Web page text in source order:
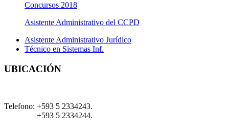
Concursos 2018
Asistente Administrativo del CCPD
Asistente Administrativo Jurídico
Técnico en Sistemas Inf.
UBICACIÓN
Telefono: +593 5 2334243.
+593 5 2334244.